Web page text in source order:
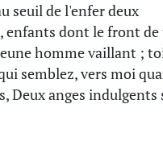
seuil de l'enfer deux
enfants dont le front
homme vaillant ;
semblez, vers moi
Deux anges indulgents